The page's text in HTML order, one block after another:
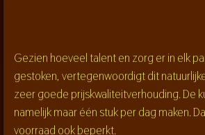
Gezien hoeveel talent en zorg er in elk
gestoken, vertegenwoordigt dit
zeer goede prijskwaliteitverhouding. De
namelijk maar één stuk per dag maken.
voorraad ook beperkt.